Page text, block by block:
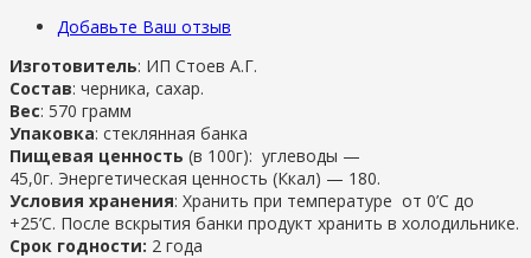
Добавьте Ваш отзыв
Изготовитель: ИП Стоев А.Г.
Состав: черника, сахар.
Вес: 570 грамм
Упаковка: стеклянная банка
Пищевая ценность (в 100г): углеводы —
45,0г. Энергетическая ценность (Ккал) — 180.
Условия хранения: Хранить при температуре от 0’C до
+25’C. После вскрытия банки продукт хранить в холодильнике.
Срок годности: 2 года